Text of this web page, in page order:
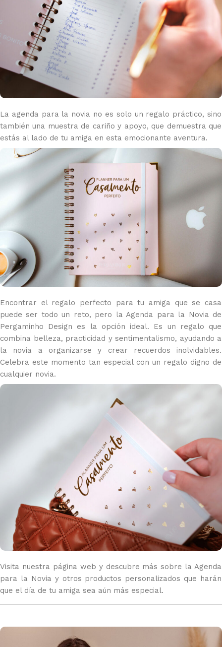
La agenda para la novia no es solo un regalo práctico, sino
también una muestra de cariño y apoyo, que demuestra que
estás al lado de tu amiga en esta emocionante aventura.
Encontrar el regalo perfecto para tu amiga que se casa
puede ser todo un reto, pero la Agenda para la Novia de
Pergaminho Design es la opción ideal. Es un regalo que
combina belleza, practicidad y sentimentalismo, ayudando a
la novia a organizarse y crear recuerdos inolvidables.
Celebra este momento tan especial con un regalo digno de
cualquier novia.
Visita nuestra página web y descubre más sobre la Agenda
para la Novia y otros productos personalizados que harán
que el día de tu amiga sea aún más especial.